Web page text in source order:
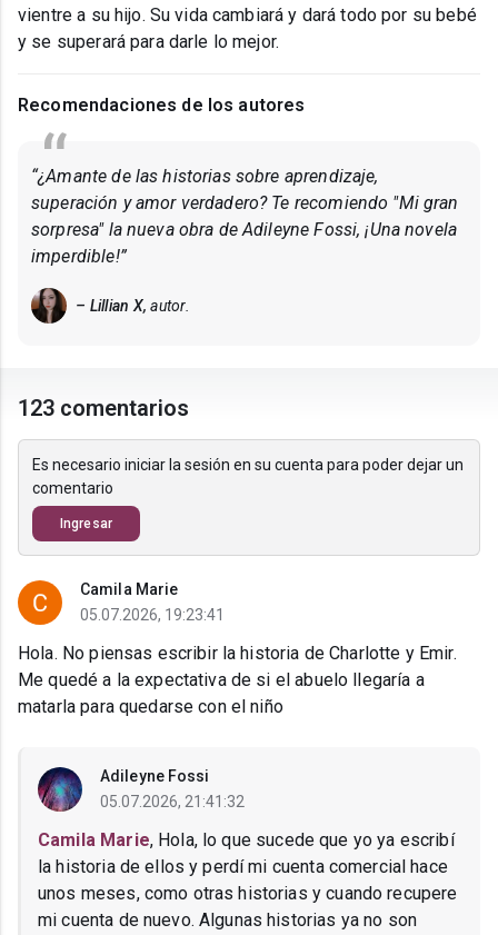
vientre a su hijo. Su vida cambiará y dará todo por su bebé
y se superará para darle lo mejor.
Recomendaciones de los autores
“¿Amante de las historias sobre aprendizaje,
superación y amor verdadero? Te recomiendo "Mi gran
sorpresa" la nueva obra de Adileyne Fossi, ¡Una novela
imperdible!”
– Lillian X, autor.
123 comentarios
Es necesario iniciar la sesión en su cuenta para poder dejar un
comentario
Ingresar
Camila Marie
05.07.2026, 19:23:41
Hola. No piensas escribir la historia de Charlotte y Emir.
Me quedé a la expectativa de si el abuelo llegaría a
matarla para quedarse con el niño
Adileyne Fossi
05.07.2026, 21:41:32
Camila Marie, Hola, lo que sucede que yo ya escribí
la historia de ellos y perdí mi cuenta comercial hace
unos meses, como otras historias y cuando recupere
mi cuenta de nuevo. Algunas historias ya no son